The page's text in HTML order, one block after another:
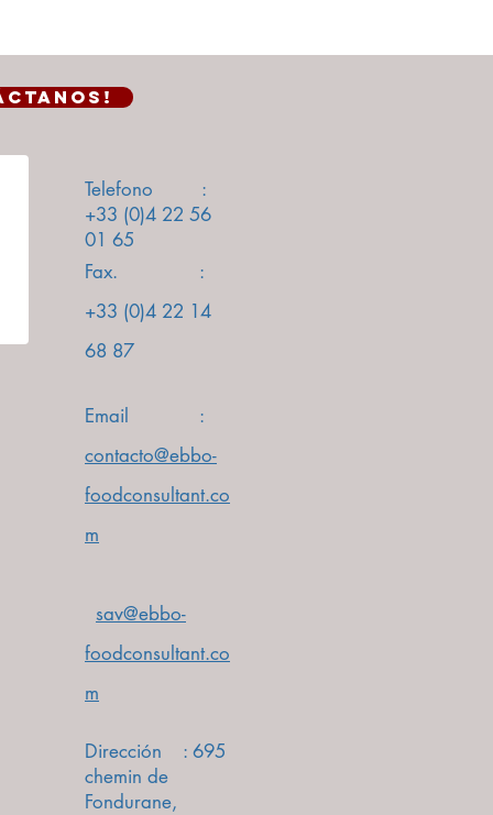
Telefono :
+33 (0)4 22 56
01 65
Fax. :
+33 (0)4 22 14
68 87
Email :
contacto@ebbo-
foodconsultant.co
m
sav@ebbo-
foodconsultant.co
m
Dirección : 695
chemin de
Fondurane,